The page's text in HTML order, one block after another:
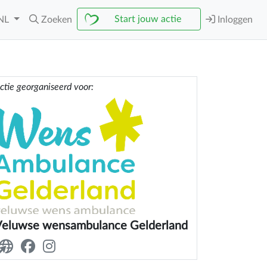
Zoeken Start jouw actie Inloggen
georganiseerd voor:
wensambulance Gelderland